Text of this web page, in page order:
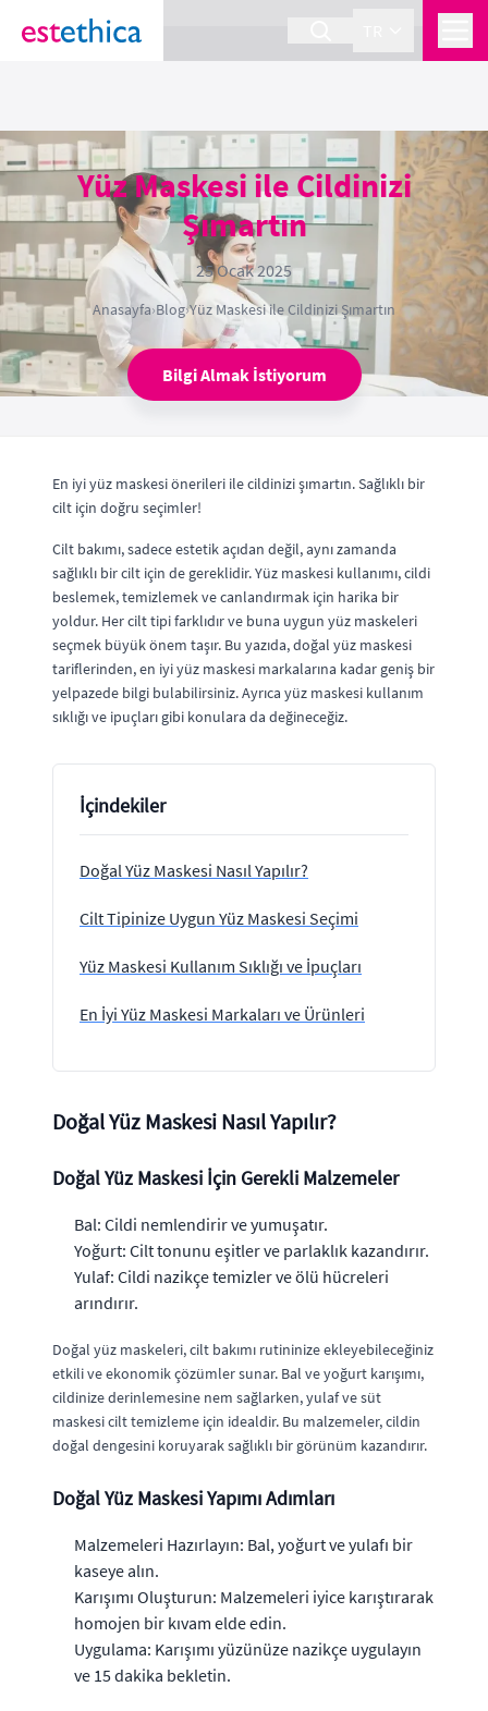
section Service {
Yüz Maskesi ile Cildinizi
Şımartın
25 Ocak 2025
Anasayfa›Blog›Yüz Maskesi ile Cildinizi Şımartın
Bilgi Almak İstiyorum
En iyi yüz maskesi önerileri ile cildinizi şımartın. Sağlıklı bir
cilt için doğru seçimler!
Cilt bakımı, sadece estetik açıdan değil, aynı zamanda
sağlıklı bir cilt için de gereklidir. Yüz maskesi kullanımı, cildi
beslemek, temizlemek ve canlandırmak için harika bir
yoldur. Her cilt tipi farklıdır ve buna uygun yüz maskeleri
seçmek büyük önem taşır. Bu yazıda, doğal yüz maskesi
tariflerinden, en iyi yüz maskesi markalarına kadar geniş bir
yelpazede bilgi bulabilirsiniz. Ayrıca yüz maskesi kullanım
sıklığı ve ipuçları gibi konulara da değineceğiz.
İçindekiler
Doğal Yüz Maskesi Nasıl Yapılır?
Cilt Tipinize Uygun Yüz Maskesi Seçimi
Yüz Maskesi Kullanım Sıklığı ve İpuçları
En İyi Yüz Maskesi Markaları ve Ürünleri
Doğal Yüz Maskesi Nasıl Yapılır?
Doğal Yüz Maskesi İçin Gerekli Malzemeler
Bal: Cildi nemlendirir ve yumuşatır.
Yoğurt: Cilt tonunu eşitler ve parlaklık kazandırır.
Yulaf: Cildi nazikçe temizler ve ölü hücreleri
arındırır.
Doğal yüz maskeleri, cilt bakımı rutininize ekleyebileceğiniz
etkili ve ekonomik çözümler sunar. Bal ve yoğurt karışımı,
cildinize derinlemesine nem sağlarken, yulaf ve süt
maskesi cilt temizleme için idealdir. Bu malzemeler, cildin
doğal dengesini koruyarak sağlıklı bir görünüm kazandırır.
Doğal Yüz Maskesi Yapımı Adımları
Malzemeleri Hazırlayın: Bal, yoğurt ve yulafı bir
kaseye alın.
Karışımı Oluşturun: Malzemeleri iyice karıştırarak
homojen bir kıvam elde edin.
Uygulama: Karışımı yüzünüze nazikçe uygulayın
ve 15 dakika bekletin.